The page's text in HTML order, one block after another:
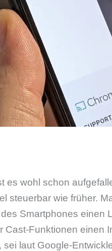
es wohl schon
steuerbar wie früher.
Smartphones einen
Cast-Funktionen einen
sei laut Google-